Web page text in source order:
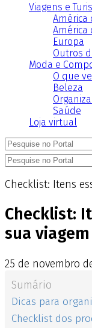
Viagens e
América
América
Europa
Outros
Moda e
O que
Beleza
Saúde
Loja virtual
Checklist: Itens
Checklist:
sua
25 de novembro
Sumário
Dicas para
Checklist dos